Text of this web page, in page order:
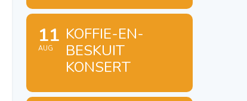
11
AUG
KOFFIE-EN-
BESKUIT
KONSERT